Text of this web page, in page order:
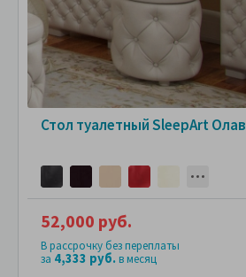
Стол туалетный SleepArt Олав
52,000 руб.
В рассрочку без переплаты
за 4,333 руб.в месяц